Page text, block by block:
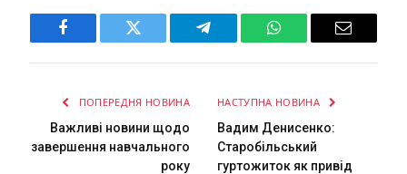
Facebook Twitter Telegram WhatsAppEmail
ПОПЕРЕДНЯ НОВИНА
Важливі новини щодо
завершення навчального
року
НАСТУПНА НОВИНА
Вадим Денисенко:
Старобільський
гуртожиток як привід